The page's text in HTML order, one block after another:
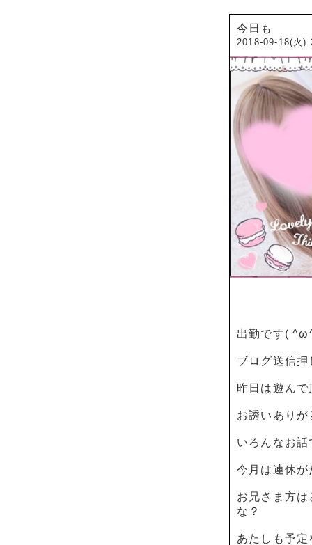
今日も
2018-09-18(火)
出勤です(
ブログ送信
昨日は遊ん
お誘いあり
いろんなお
今月は連休
お兄さま方
な？
あたしも予